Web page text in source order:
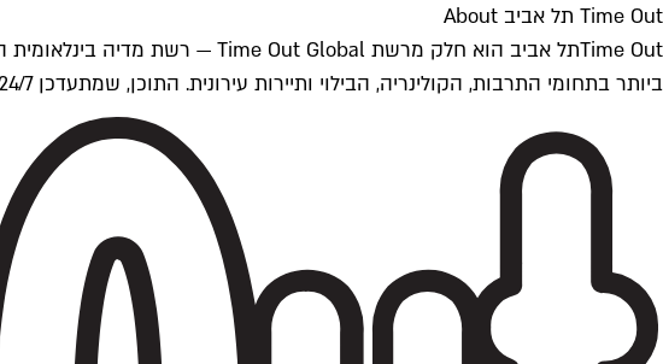
Time Out תל אביב About
ביותר בתחומי התרבות, הקולינריה, הבילוי ותיירות עירונית. התוכן, שמתעדכן 24/7, נכתב ונערך על ידי צוות עיתונאים מקצועי מקומי בישראל, בהתאם לסטנדרטים של Time Out העולמית.